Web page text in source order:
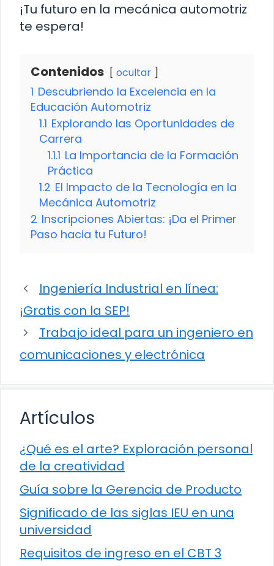
¡Tu futuro en la mecánica automotriz
te espera!
Contenidos ocultar
1 Descubriendo la Excelencia en la
Educación Automotriz
1.1 Explorando las Oportunidades de
Carrera
1.1.1 La Importancia de la Formación
Práctica
1.2 El Impacto de la Tecnología en la
Mecánica Automotriz
2 Inscripciones Abiertas: ¡Da el Primer
Paso hacia tu Futuro!
Ingeniería Industrial en línea:
¡Gratis con la SEP!
Trabajo ideal para un ingeniero en
comunicaciones y electrónica
Artículos
¿Qué es el arte? Exploración personal
de la creatividad
Guía sobre la Gerencia de Producto
Significado de las siglas IEU en una
universidad
Requisitos de ingreso en el CBT 3